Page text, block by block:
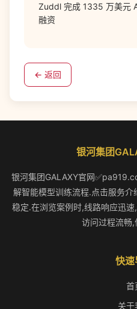
Zuddl 完成 1335 万美元
融资
← 返回
银河集团
银河集团GALAXY官网
解智能模型训练流程.点击服务
稳定.在浏览案例时,线路响应迅
访问过程流畅
快速
首
关于